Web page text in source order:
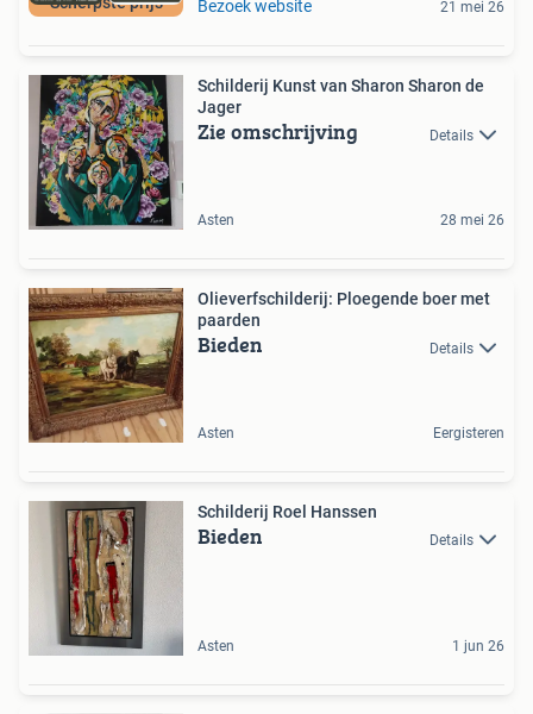
Bezoek website 21 mei 26
Schilderij Kunst van Sharon Sharon de
Jager
Zie omschrijving Details
Asten 28 mei 26
Olieverfschilderij: Ploegende boer met
paarden
Bieden Details
Asten Eergisteren
Schilderij Roel Hanssen
Bieden Details
Asten 1 jun 26